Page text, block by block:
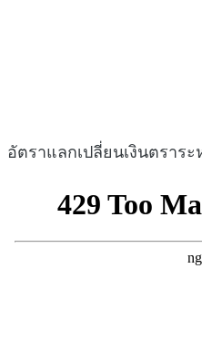
อัตราแลกเปลี่ยนเงินตราระ